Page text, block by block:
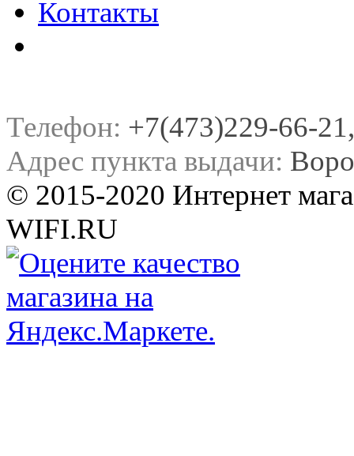
Контакты
Телефон: +7(473)229-66-
Адрес пункта выдачи:
© 2015-2020 Интернет
WIFI.RU